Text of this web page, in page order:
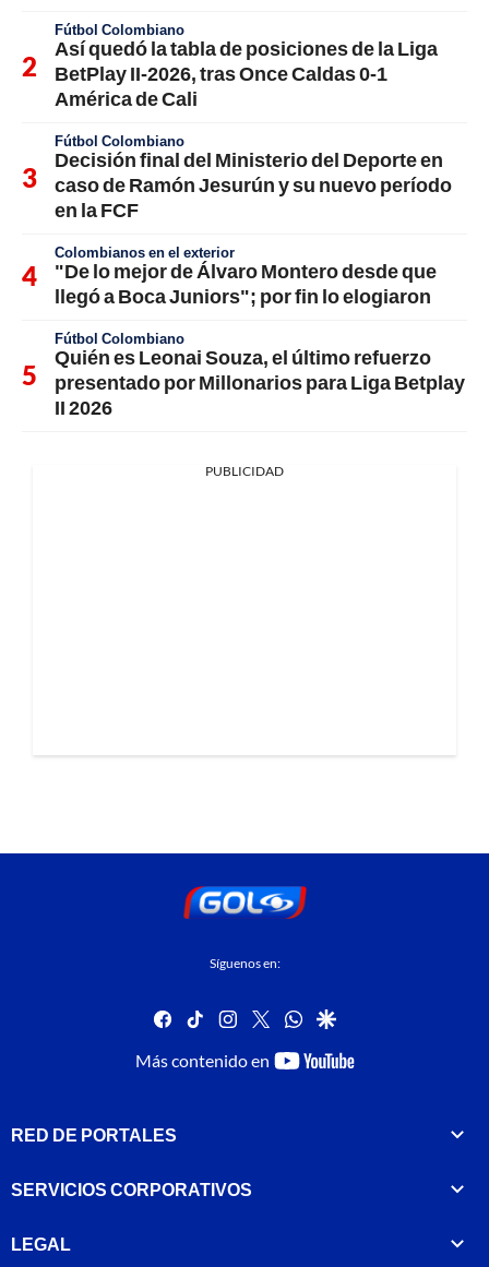
Fútbol Colombiano
Así quedó la tabla de posiciones de la Liga
BetPlay II-2026, tras Once Caldas 0-1
América de Cali
Fútbol Colombiano
Decisión final del Ministerio del Deporte en
caso de Ramón Jesurún y su nuevo período
en la FCF
Colombianos en el exterior
"De lo mejor de Álvaro Montero desde que
llegó a Boca Juniors"; por fin lo elogiaron
Fútbol Colombiano
Quién es Leonai Souza, el último refuerzo
presentado por Millonarios para Liga Betplay
II 2026
PUBLICIDAD
Síguenos en:
facebook
tiktok instagram
twitterwhatsapp
google
Más contenido en
youtube-
RED DE PORTALES
SERVICIOS CORPORATIVOS
LEGAL